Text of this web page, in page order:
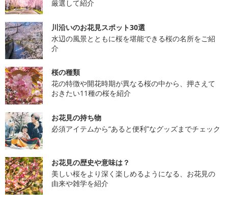
厳選して紹介
川沿いのお花見スポット30選
水辺の風景とともに桜を堪能できる桜の名所をご紹
介
桜の種類
花の特徴や開花時期が異なる桜の中から、押さえて
おきたい11種の桜を紹介
お花見の持ち物
必須アイテムから“あると便利”なグッズまでチェック
お花見の歴史や意味は？
美しい桜をより深く楽しめるようになる、お花見の
由来や雑学を紹介